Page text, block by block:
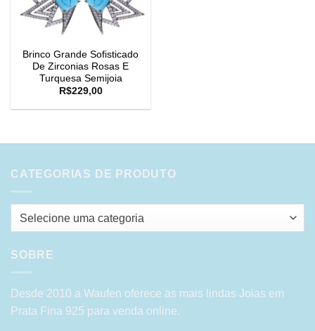
Brinco Grande Sofisticado
De Zirconias Rosas E
Turquesa Semijoia
R$229,00
CATEGORIAS DE PRODUTO
Selecione uma categoria
SOBRE
Desde 2010 a Waufen oferece as mais lindas Joias em
Prata Fina 925 para venda online.